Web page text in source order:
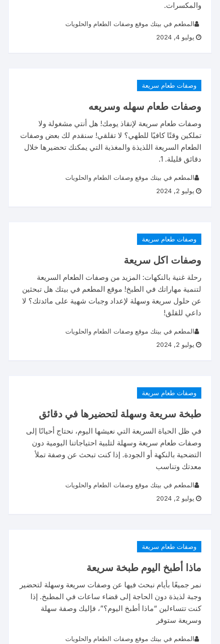
والمكسرات.
المطعم في بيتك موقع وصفات الطعام والحلويات
يوليو 4, 2024
وصفات طعام سريعة
وصفات طعام سهله وسريعه
وصفات طعام سريعة لإنقاذ يومك! هل أنتي مشغولة ولا
تملكين وقتًا كافيًا للطهي؟ لا تقلقي! سنقدم لك بعض وصفات
الطعام السريعة اللذيذة والمغذية التي يمكنك تحضيرها خلال
دقائق قليلة. 1.
المطعم في بيتك موقع وصفات الطعام والحلويات
يوليو 2, 2024
وصفات طعام سريعة
وصفات اكل سريعة
رحلة غنية بالنكهات: المزيد من وصفات الطعام السريعة
لتنمية مهاراتك في الطبخ! موقع المطعم في بيتك هل تبحثين
عن حلول سريعة وسهلة لإعداد وجبات شهية على مائدتك؟ لا
داعي للقلق!
المطعم في بيتك موقع وصفات الطعام والحلويات
يوليو 2, 2024
وصفات طعام سريعة
طبخة سريعة وسهلة لتحضيرها في دقائق
في ظل الحياة السريعة التي نعيشها اليوم، نحتاج أحيانًا إلى
وصفات طعام سريعة وسهلة لتلبية احتياجاتنا اليومية دون
التضحية بالنكهة أو الجودة. إذا كنت تبحث عن وصفة تملأ
معدتك وتناسب
المطعم في بيتك موقع وصفات الطعام والحلويات
يوليو 2, 2024
وصفات طعام سريعة
ماذا أطبخ اليوم طبخة سريعة
نمر جميعًا بأيام نبحث فيها عن وصفات سريعة وسهلة لتحضير
وجبة لذيذة دون الحاجة إلى قضاء ساعات في المطبخ. إذا
كنت تتساءلين “ماذا أطبخ اليوم؟”، فإليك وصفة سهلة
وسريعة ستوفر
المطعم في بيتك موقع وصفات الطعام والحلويات